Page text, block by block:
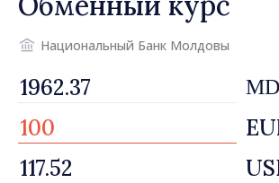
выявлено не было»
Национальный Банк Молдовы